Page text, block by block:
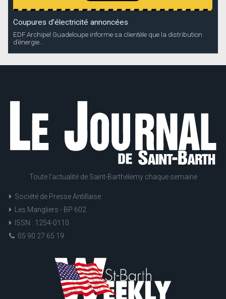
Coupures d’électricité annoncées
EDF Archipel Guadeloupe informe sa clientèle que la distribution
d’énergie...
Toute l'actualité de Saint-Barthélemy chaque semaine
Société de Presse Antillaise
Les Mangliers - BP 602
ISSN : 1254-0110
05 90 27 65 19